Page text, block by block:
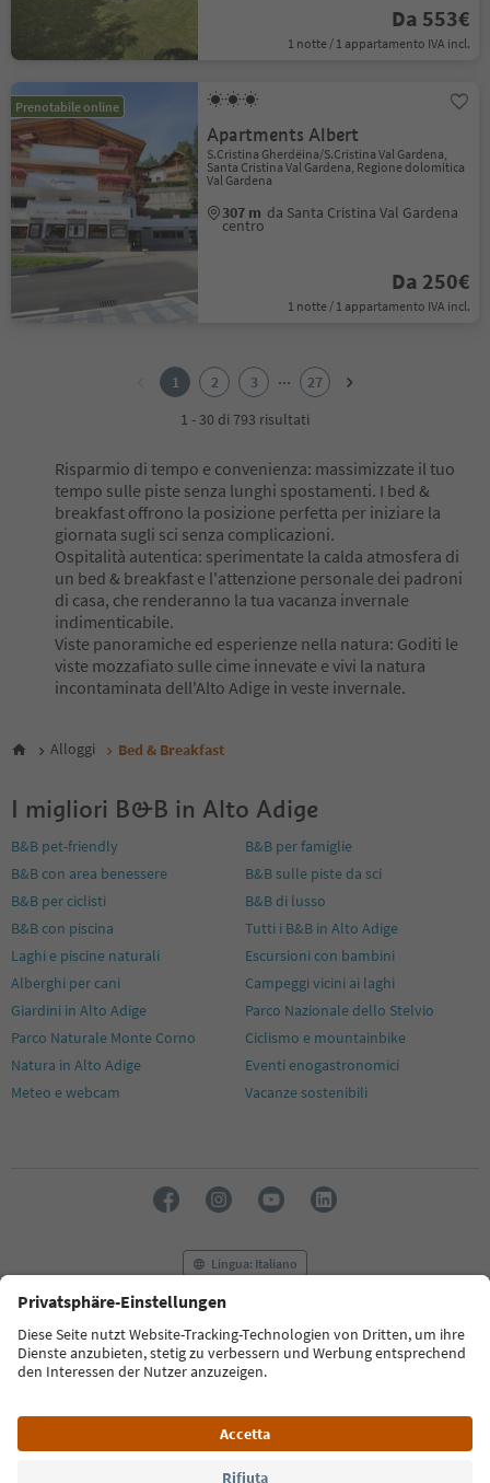
Da 553€
1 notte / 1 appartamento IVA incl.
Prenotabile online
Apartments Albert
S.Cristina Gherdëina/S.Cristina Val Gardena,
Santa Cristina Val Gardena, Regione dolomitica
Val Gardena
307 m da Santa Cristina Val Gardena
centro
Da 250€
1 notte / 1 appartamento IVA incl.
19
24
25
26
27
1 2 3 ...
27
1 - 30 di 793 risultati
Risparmio di tempo e convenienza: massimizzate il tuo
tempo sulle piste senza lunghi spostamenti. I bed &
breakfast offrono la posizione perfetta per iniziare la
giornata sugli sci senza complicazioni.
Ospitalità autentica: sperimentate la calda atmosfera di
un bed & breakfast e l'attenzione personale dei padroni
di casa, che renderanno la tua vacanza invernale
indimenticabile.
Viste panoramiche ed esperienze nella natura: Goditi le
viste mozzafiato sulle cime innevate e vivi la natura
incontaminata dell'Alto Adige in veste invernale.
Alloggi Bed & Breakfast
I migliori B&B in Alto Adige
B&B pet-friendly
B&B per famiglie
B&B con area benessere
B&B sulle piste da sci
B&B per ciclisti
B&B di lusso
B&B con piscina
Tutti i B&B in Alto Adige
Laghi e piscine naturali
Escursioni con bambini
Alberghi per cani
Campeggi vicini ai laghi
Giardini in Alto Adige
Parco Nazionale dello Stelvio
Parco Naturale Monte Corno
Ciclismo e mountainbike
Natura in Alto Adige
Eventi enogastronomici
Meteo e webcam
Vacanze sostenibili
Lingua: Italiano
FAQ Contatti Press MICE
Privacy Policy
Termini e condizioni
Crediti
Cookie Policy
Alto Adige B2B